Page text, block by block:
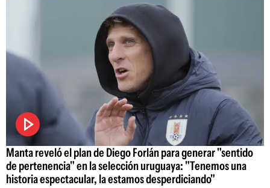
Manta reveló el plan de Diego Forlán para generar "sentido
de pertenencia" en la selección uruguaya: "Tenemos una
historia espectacular, la estamos desperdiciando"